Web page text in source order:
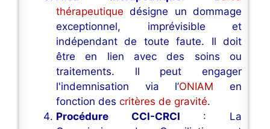
thérapeutique désigne un dommage
exceptionnel, imprévisible et
indépendant de toute faute. Il doit
être en lien avec des soins ou
traitements. ll peut engager
l'indemnisation via l’ONIAM en
fonction des critères de gravité.
Procédure CCI-CRCI : La